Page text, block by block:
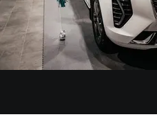
от 3 799 000 ₽
Тест-драйв
Трейд-ин
Кредитный калькулятор
СЕРВИСНОЕ
Нулевое ТО
Программа «Помощь на
Электронный ПТС
О дилере
Наша команда
Контакты